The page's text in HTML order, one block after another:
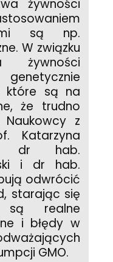
żywności
są np.
W związku
które są na
że trudno
z
Katarzyna
dr hab.
i dr hab.
odwrócić
starając się
są realne
i błędy w
GMO.